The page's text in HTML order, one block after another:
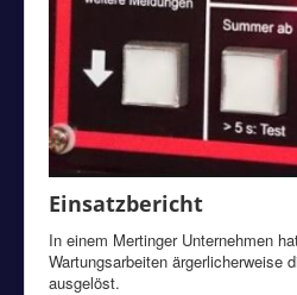
Einsatzbericht
In einem Mertinger Unternehmen
Wartungsarbeiten ärgerlicherweise
ausgelöst.